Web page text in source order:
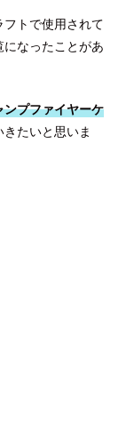
トで使用されて
なったことがあ
プファイヤーケ
たいと思いま